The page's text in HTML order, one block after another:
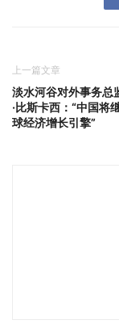
上一篇文章
淡水河谷对外事务总
·比斯卡西：“中国将
球经济增长引擎”